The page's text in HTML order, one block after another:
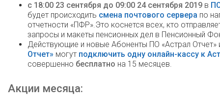
с 18:00 23 сентября до 09:00 24 сентября 2019 в
будет происходить смена почтового сервера по
отчетности «ПФР».Это коснется всех, кто
запросы и макеты пенсионных дел в Пенсионный
Действующие и новые Абоненты ПО «Астрал Отчет»
Отчет» могут подключить одну онлайн-кассу к
совершенно бесплатно на 15 месяцев.
Акции месяца: